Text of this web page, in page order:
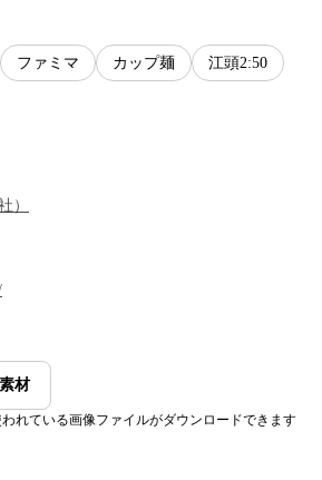
ファミマ カップ麺 江頭2:50
）
材
れている画像ファイルがダウンロードできます